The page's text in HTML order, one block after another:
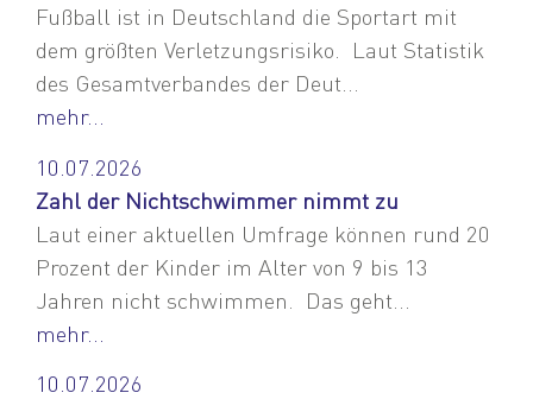
Fußball ist in Deutschland die Sportart mit
dem größten Verletzungsrisiko. Laut Statistik
des Gesamtverbandes der Deut...
mehr...
10.07.2026
Zahl der Nichtschwimmer nimmt zu
Laut einer aktuellen Umfrage können rund 20
Prozent der Kinder im Alter von 9 bis 13
Jahren nicht schwimmen. Das geht...
mehr...
10.07.2026